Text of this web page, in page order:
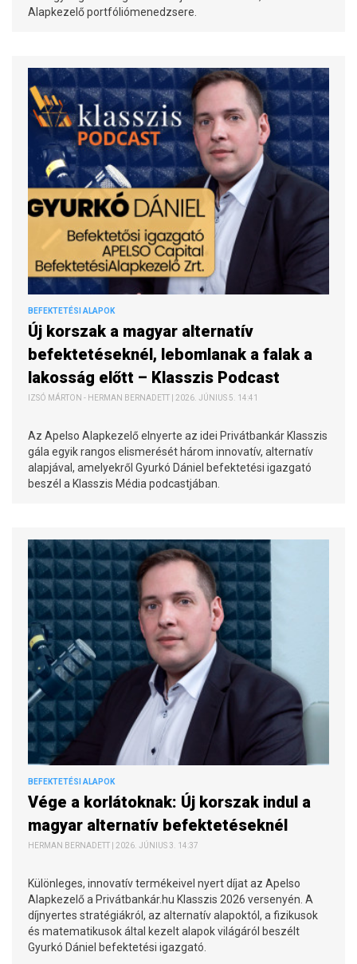
Alapkezelő portfóliómenedzsere.
BEFEKTETÉSI ALAPOK
Új korszak a magyar alternatív
befektetéseknél, lebomlanak a falak a
lakosság előtt – Klasszis Podcast
IZSÓ MÁRTON - HERMAN BERNADETT | 2026. JÚNIUS 5. 14:41
Az Apelso Alapkezelő elnyerte az idei Privátbankár Klasszis
gála egyik rangos elismerését három innovatív, alternatív
alapjával, amelyekről Gyurkó Dániel befektetési igazgató
beszél a Klasszis Média podcastjában.
BEFEKTETÉSI ALAPOK
Vége a korlátoknak: Új korszak indul a
magyar alternatív befektetéseknél
HERMAN BERNADETT | 2026. JÚNIUS 3. 14:37
Különleges, innovatív termékeivel nyert díjat az Apelso
Alapkezelő a Privátbankár.hu Klasszis 2026 versenyén. A
díjnyertes stratégiákról, az alternatív alapoktól, a fizikusok
és matematikusok által kezelt alapok világáról beszélt
Gyurkó Dániel befektetési igazgató.